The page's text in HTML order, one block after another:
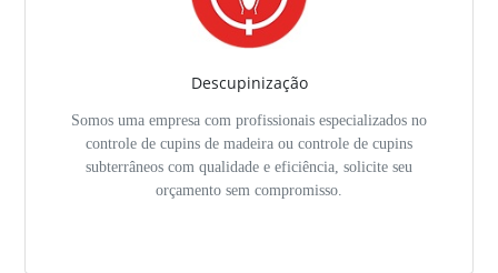
Descupinização
Somos uma empresa com profissionais especializados no
controle de cupins de madeira ou controle de cupins
subterrâneos com qualidade e eficiência, solicite seu
orçamento sem compromisso.